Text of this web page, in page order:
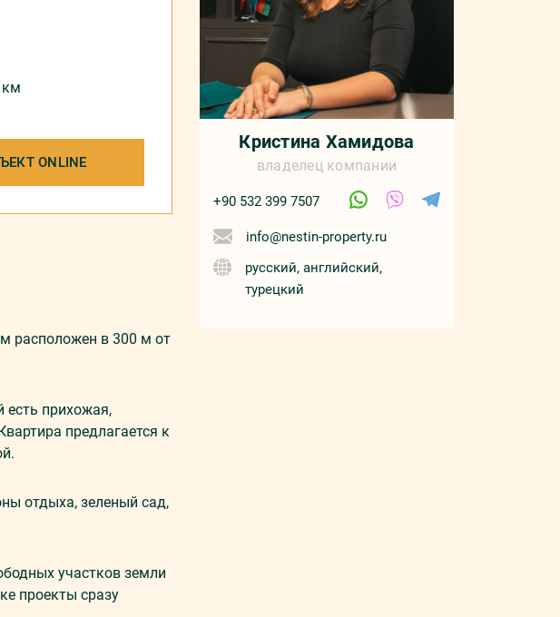
ONLINE
расположен в 300 м от
есть прихожая,
предлагается к
отдыха, зеленый сад,
участков земли
проекты сразу
Кристина Хамидова
владелец компании
+90 532 399 7507
info@nestin-property.ru
русский, английский,
турецкий